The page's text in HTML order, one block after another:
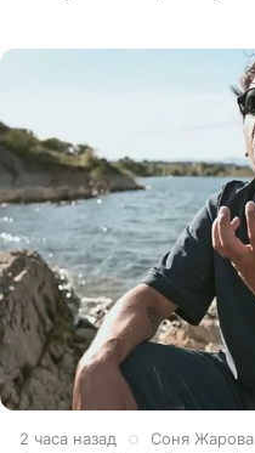
2 часа назад Соня Жарова